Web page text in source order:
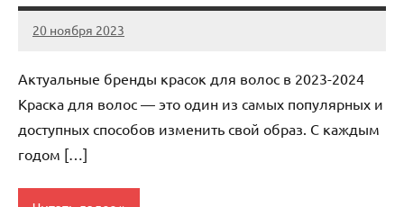
20 ноября 2023
Avtor
Нет
Актуальные бренды красок для волос в 2023-2024
Краска для волос — это один из самых популярных и
доступных способов изменить свой образ. С каждым
годом […]